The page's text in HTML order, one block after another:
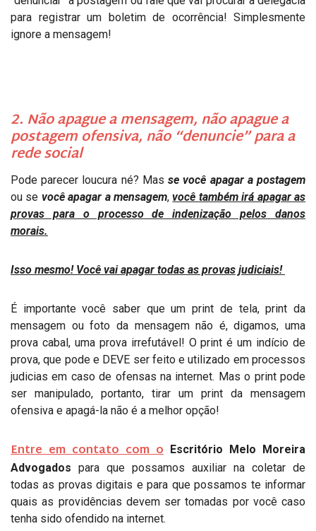
para registrar um boletim de ocorrência! Simplesmente
ignore a mensagem!
2. Não apague a mensagem, não apague a
postagem ofensiva, não “denuncie” para a
rede social
Pode parecer loucura né? Masse você apagar a postagem
ou se você apagar a mensagem,você também irá apagar as
provas para o processo de indenização pelos danos
morais.
Isso mesmo! Você vai apagar todas as provas judiciais!
É importante você saber que um print de tela, print da
mensagem ou foto da mensagem não é, digamos, uma
prova cabal, uma prova irrefutável! O print é um indício de
prova, que pode e DEVE ser feito e utilizado em processos
judicias em caso de ofensas na internet. Mas o print pode
ser manipulado, portanto, tirar um print da mensagem
ofensiva e apagá-la não é a melhor opção!
Entre em contato com o Escritório Melo Moreira
Advogados para que possamos auxiliar na coletar de
todas as provas digitais e para que possamos te informar
quais as providências devem ser tomadas por você caso
tenha sido ofendido na internet.